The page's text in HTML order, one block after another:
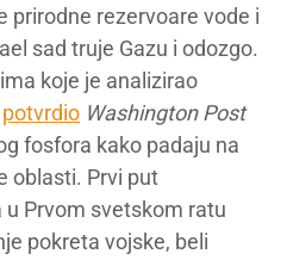
prirodne rezervoare vode i
sad truje Gazu i odozgo.
koje je analizirao
potvrdio Washington Post
fosfora kako padaju na
oblasti. Prvi put
Prvom svetskom ratu
pokreta vojske, beli